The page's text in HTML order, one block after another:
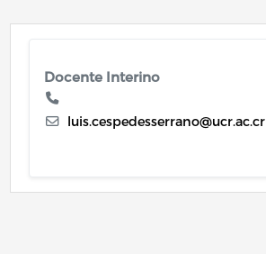
Docente Interino
luis.cespedesserrano@ucr.ac.cr